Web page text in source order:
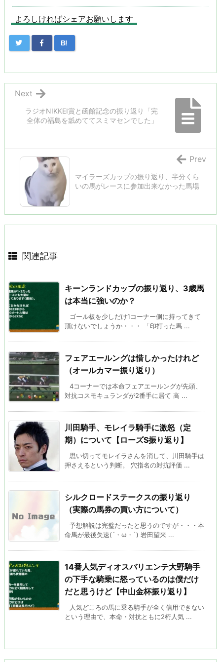
よろしければシェアお願いします
B!
ラジオNIKKEI賞と函館記念の振り返り「完
全体の福島を舐めててスミマセンでした」
Next
マイラーズカップの振り返り、半分くら
いの馬がレースに参加出来なかった馬場
Prev
関連記事
キーンランドカップの振り返り、3歳馬
は本当に強いのか？
ゴール板を少しだけ1コーナー側に持ってきて
頂けないでしょうか・・・ 「印打った馬 ...
フェアエールングは惜しかったけれど
（オールカマー振り返り）
4コーナーでは本命フェアエールングが先頭、
対抗コスモキュランダが2番手に居て 高 ...
川田騎手、モレイラ騎手に激怒（定
期）について【ローズS振り返り】
思い切ってモレイラさんを消して、川田騎手は
押さえるという判断。 穴指名の対抗評価 ...
シルクロードステークスの振り返り
（実際の馬券の買い方について）
予想解説は完璧だったと思うのですが・・・本
命馬が最後失速(´・ω・`) 岩田望来 ...
14番人気ディオスバリエンテ大野騎手
の下手な騎乗に怒っているのは僕だけ
だと思うけど【中山金杯振り返り】
人気どころの馬に乗る騎手が全く信用できない
という理由で、本命・対抗ともに2桁人気 ...